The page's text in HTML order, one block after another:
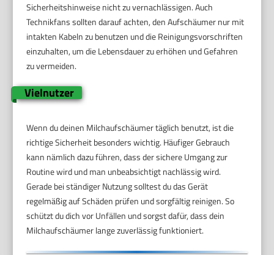
Sicherheitshinweise nicht zu vernachlässigen. Auch
Technikfans sollten darauf achten, den Aufschäumer nur mit
intakten Kabeln zu benutzen und die Reinigungsvorschriften
einzuhalten, um die Lebensdauer zu erhöhen und Gefahren
zu vermeiden.
Vielnutzer
Wenn du deinen Milchaufschäumer täglich benutzt, ist die
richtige Sicherheit besonders wichtig. Häufiger Gebrauch
kann nämlich dazu führen, dass der sichere Umgang zur
Routine wird und man unbeabsichtigt nachlässig wird.
Gerade bei ständiger Nutzung solltest du das Gerät
regelmäßig auf Schäden prüfen und sorgfältig reinigen. So
schützt du dich vor Unfällen und sorgst dafür, dass dein
Milchaufschäumer lange zuverlässig funktioniert.